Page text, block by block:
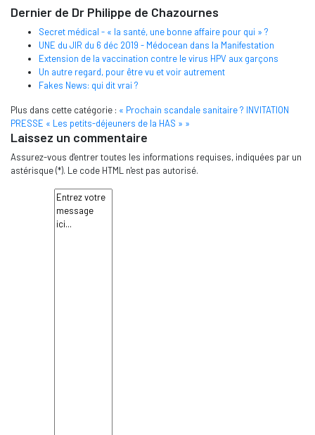
Dernier de Dr Philippe de Chazournes
Secret médical - « la santé, une bonne affaire pour qui » ?
UNE du JIR du 6 déc 2019 - Médocean dans la Manifestation
Extension de la vaccination contre le virus HPV aux garçons
Un autre regard, pour être vu et voir autrement
Fakes News: qui dit vrai ?
Plus dans cette catégorie : « Prochain scandale sanitaire ? INVITATION
PRESSE « Les petits-déjeuners de la HAS » »
Laissez un commentaire
Assurez-vous d'entrer toutes les informations requises, indiquées par un
astérisque (*). Le code HTML n'est pas autorisé.